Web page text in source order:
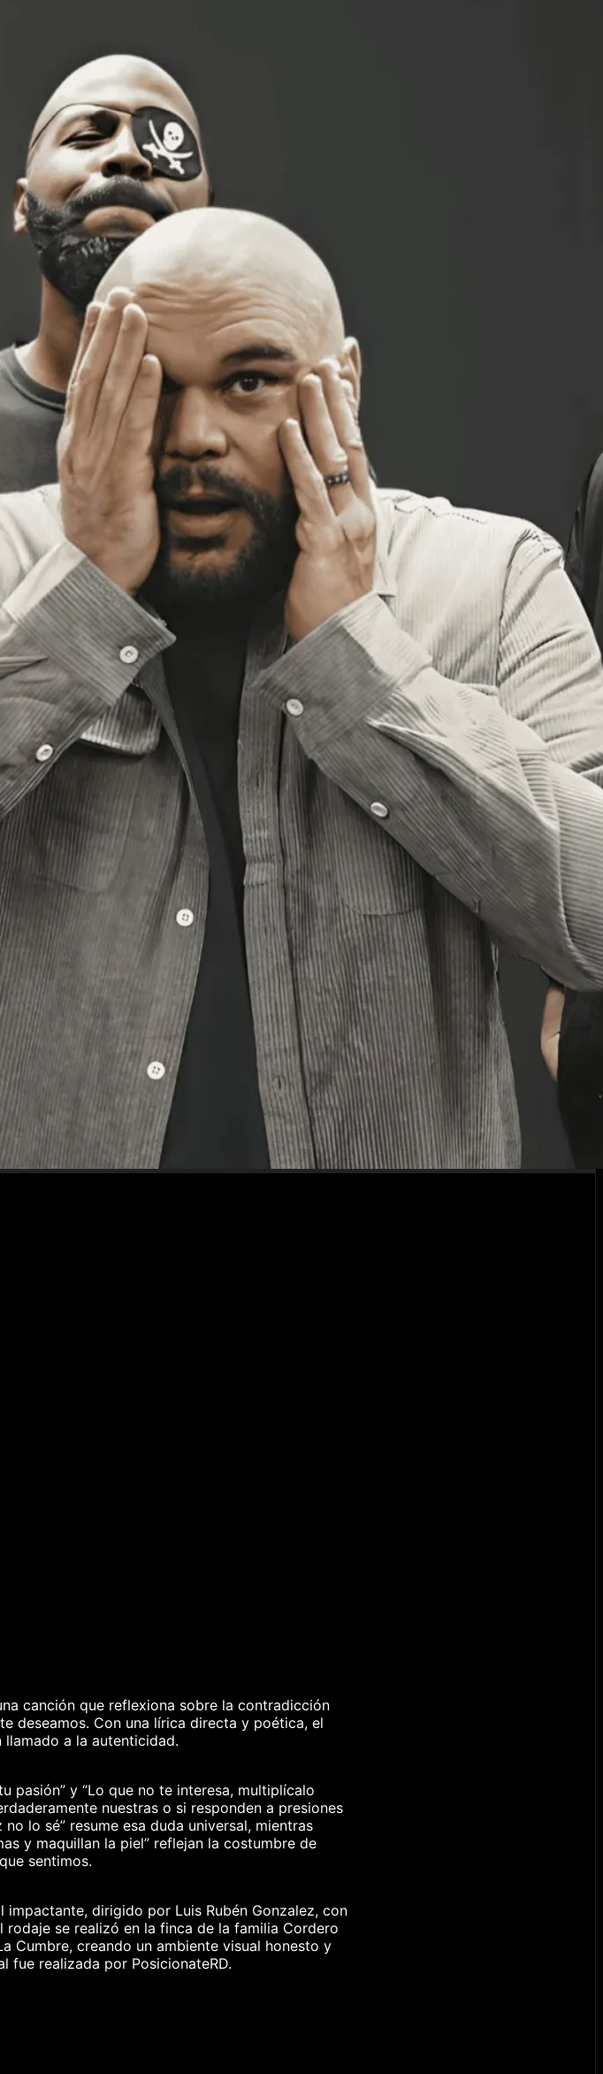
canción que reflexiona sobre la contradicción
deseamos. Con una lírica directa y poética, el
a la autenticidad.
pasión” y “Lo que no te interesa, multiplícalo
nuestras o si responden a presiones
lo sé” resume esa duda universal, mientras
y maquillan la piel” reflejan la costumbre de
sentimos.
dirigido por Luis Rubén Gonzalez, con
se realizó en la finca de la familia Cordero
Cumbre, creando un ambiente visual honesto y
fue realizada por PosicionateRD.